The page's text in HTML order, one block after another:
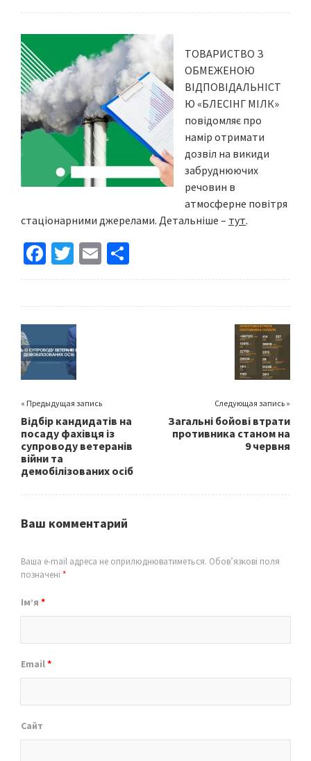
ТОВАРИСТВО З
ОБМЕЖЕНОЮ
ВІДПОВІДАЛЬНІСТ
Ю «БЛЕСІНГ МІЛК»
повідомляє про
намір отримати
дозвіл на викиди
забруднюючих
речовин в
атмосферне повітря
стаціонарними джерелами. Детальніше – тут.
Fa
ce
o
o
k
T
wi
er
E
m h
« Предыдущая запись
Відбір кандидатів на
посаду фахівця із
супроводу ветеранів
війни та
демобілізованих осіб
Следующая запись »
Загальні бойові втрати
противника станом на
9 червня
Ваш комментарий
Ваша e-mail адреса не оприлюднюватиметься. Обов’язкові поля
позначені *
Ім’я *
Email*
Сайт